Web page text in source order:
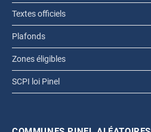
Textes officiels
Plafonds
Zones éligibles
SCPI loi Pinel